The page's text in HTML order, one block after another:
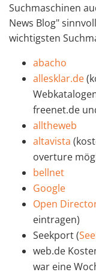
Suchmaschinen
News Blog"
wichtigsten
abacho
allesklar.de
freenet.de
alltheweb
altavista
overture
bellnet
Google
Open
eintragen)
Seekport (
web.de
war eine